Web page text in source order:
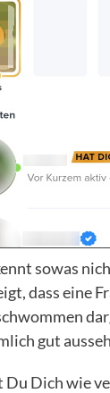
sowas
dass eine
gut
Du Dich wie